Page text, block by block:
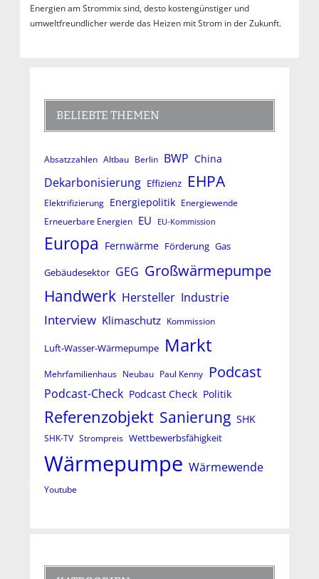
Energien am Strommix sind, desto kostengünstiger und
umweltfreundlicher werde das Heizen mit Strom in der Zukunft.
BELIEBTE THEMEN
Absatzzahlen Altbau Berlin BWP China
Dekarbonisierung Effizienz EHPA
Elektrifizierung Energiepolitik Energiewende
Erneuerbare Energien EU EU-Kommission
Europa Fernwärme Förderung Gas
Gebäudesektor GEG Großwärmepumpe
Handwerk Hersteller Industrie
Interview Klimaschutz Kommission
Luft-Wasser-Wärmepumpe Markt
Mehrfamilienhaus Neubau Paul Kenny Podcast
Podcast-Check Podcast Check Politik
Referenzobjekt Sanierung SHK
SHK-TV Strompreis Wettbewerbsfähigkeit
Wärmepumpe Wärmewende
Youtube